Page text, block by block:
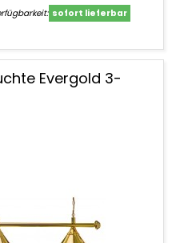
sofort lieferbar
Evergold 3-